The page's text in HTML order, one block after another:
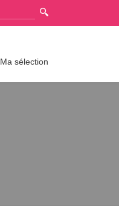
Ma sélection